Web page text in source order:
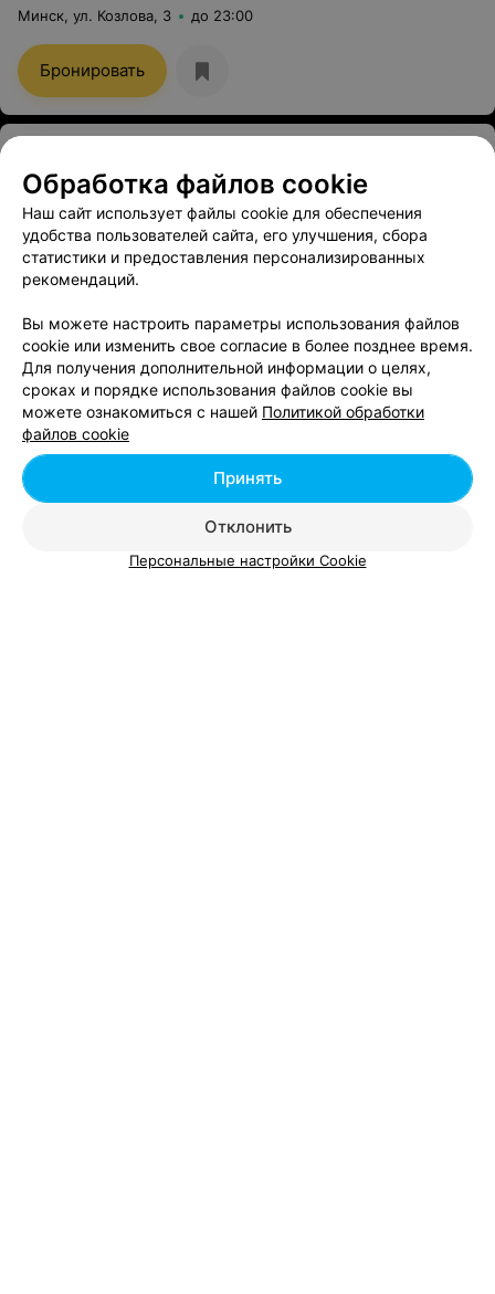
Минск, ул. Козлова, 3 до 23:00
Бронировать
Спарта
Минск, ул. Краснозвездная, 25 до 22:00
РЕМОНТ УСТРОЙСТВ СВЯЗИ
Минск, ул. Козлова, 3 до 19:00
Обработка файлов cookie
Наш сайт использует файлы cookie для обеспечения
удобства пользователей сайта, его улучшения, сбора
статистики и предоставления персонализированных
рекомендаций.
Вы можете настроить параметры использования файлов
cookie или изменить свое согласие в более позднее время.
Для получения дополнительной информации о целях,
сроках и порядке использования файлов cookie вы
можете ознакомиться с нашей Политикой обработки
файлов cookie
Отклонить
Принять
Персональные настройки Cookie